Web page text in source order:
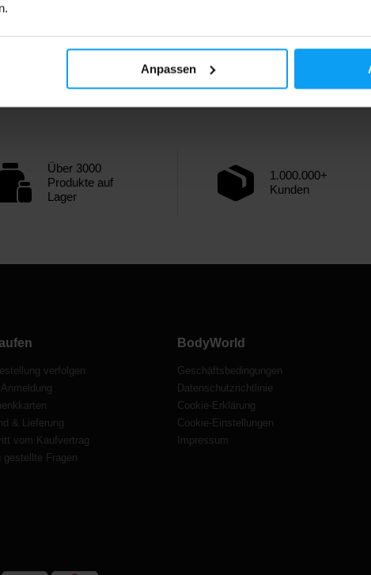
Anpassen
Über 3000
Produkte auf
Lager
1.000.000+
Kunden
verfolgen
& Lieferung
vom Kaufvertrag
gestellte Fragen
BodyWorld
Geschäftsbedingungen
Datenschutzrichtlinie
Cookie-Erklärung
Cookie-Einstellungen
Impressum